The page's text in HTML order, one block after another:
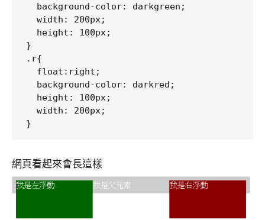
  background-color: darkgreen;
  width: 200px;
  height: 100px;
}
.r{
  float:right;
  background-color: darkred;
  height: 100px;
  width: 200px;
網頁看起來會長這樣